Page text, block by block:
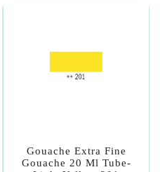
Gouache Extra Fine
Gouache 20 Ml Tube-